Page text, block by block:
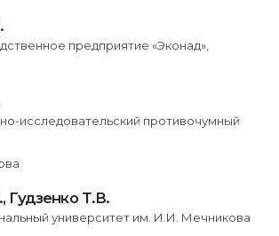
предприятие «Эконад»,
исследовательский противочумный
Гудзенко Т.В.
университет им. И.И. Мечникова